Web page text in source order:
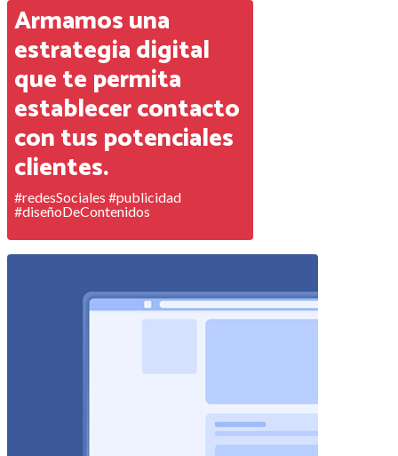
Armamos una
estrategia digital
que te permita
establecer contacto
con tus potenciales
clientes.
#redesSociales #publicidad
#diseñoDeContenidos